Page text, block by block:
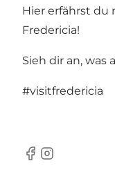
Hier erfährst du
Fredericia!
Sieh dir an, was
#visitfredericia
Facebook
Instagram